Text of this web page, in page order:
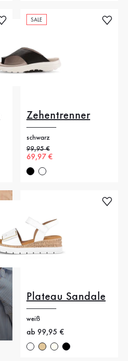
SALE
Zehentrenner
schwarz
Alter Preis
99,95 €
Neuer Preis
69,97 €
Plateau Sandale
weiß
Neuer Preis
ab 99,95 €